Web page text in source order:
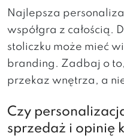
Najlepsza
współgra z całością.
stoliczku może mieć
branding. Zadbaj o
przekaz wnętrza, a
Czy
sprzedaż i opinię